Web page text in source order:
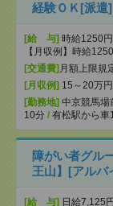
経験ＯＫ[派遣]
[給 与] 時給1250
【月収例】時給
[交通費] 月額上限規
[月収例] 15～20万円
[勤務地] 中京競馬場
10分 / 有松駅から車
障がい者グル
王山】[アルバ
[給 与] 日給7,125